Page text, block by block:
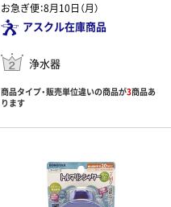
お急ぎ便：8月10日（月）
アスクル在庫商品
浄水器
商品タイプ・販売単位違いの商品が3商品あ
ります